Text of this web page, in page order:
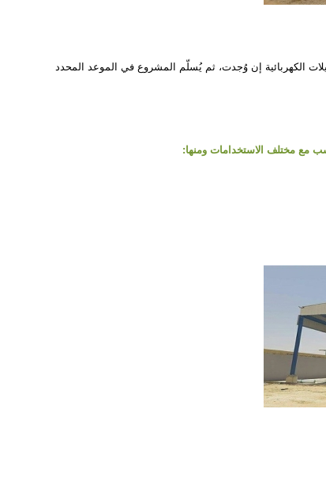
الكهربائية إن وُجدت، ثم يُسلّم المشروع في الموعد المحدد
مع مختلف الاستخدامات ومنها: